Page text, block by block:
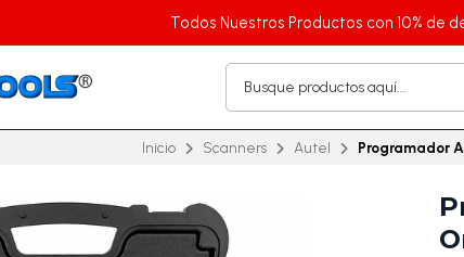
Todos Nuestros Productos con 10% de
Inicio Scanners Autel Programador